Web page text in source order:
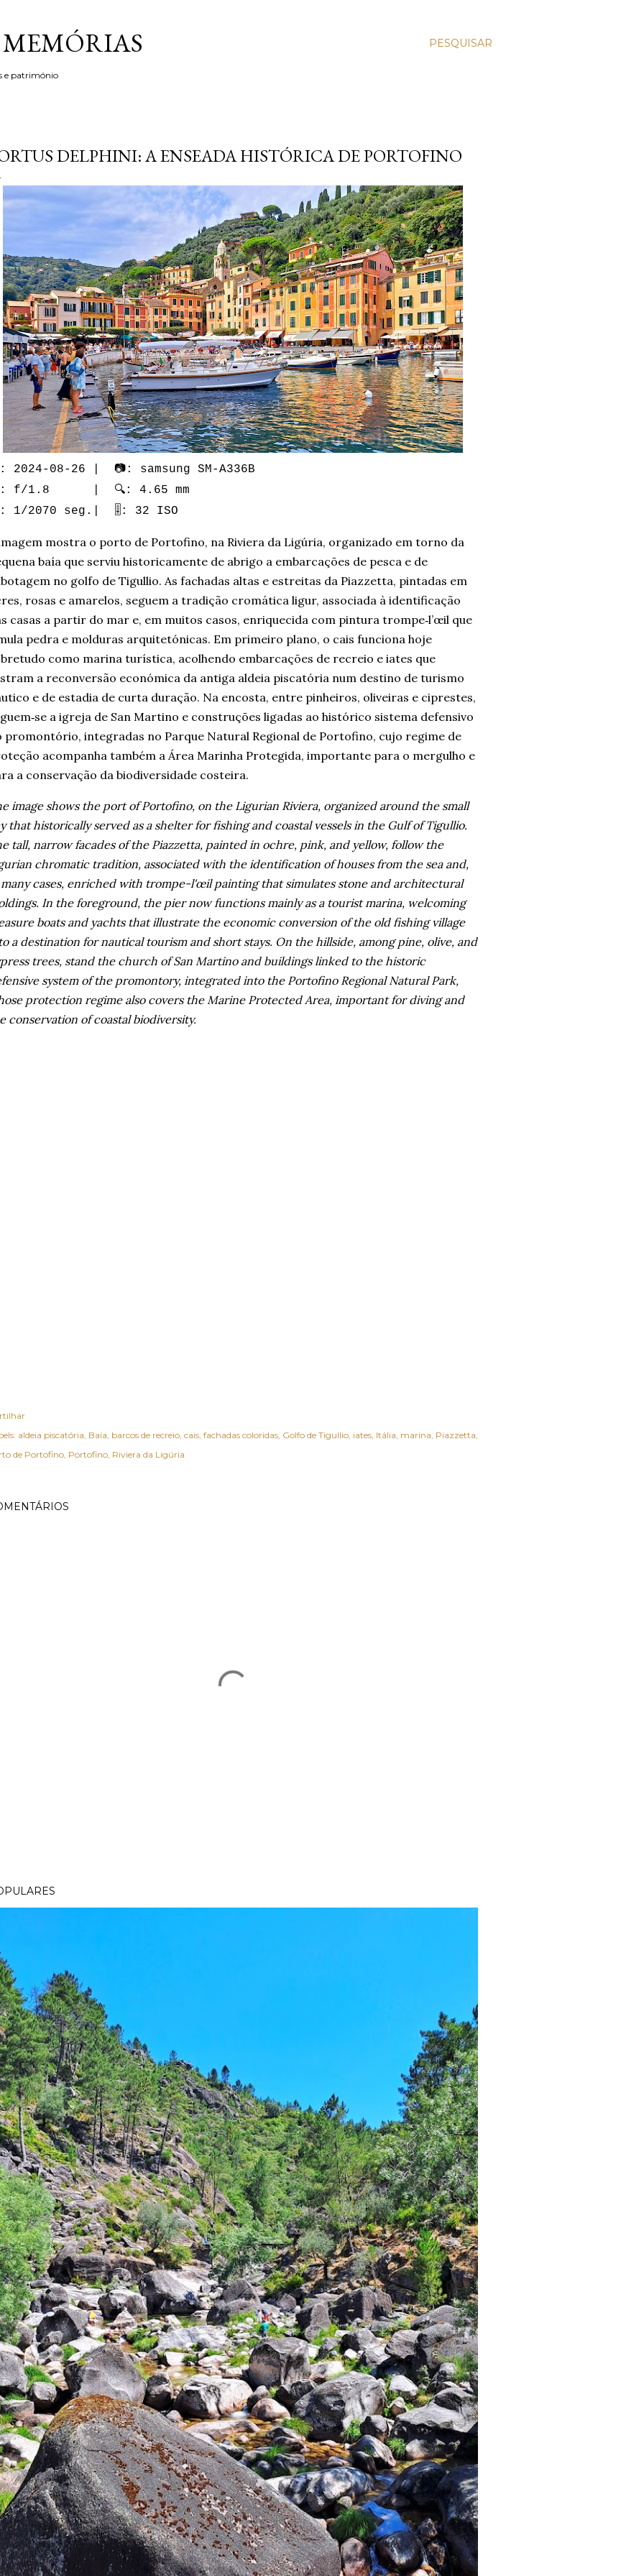
PESQUISAR
e património
DELPHINI: A ENSEADA HISTÓRICA DE PORTOFINO
2024-08-26 | 📷: samsung SM-A336B
f/1.8 | 🔍: 4.65 mm
1/2070 seg.| 🎚️: 32 ISO
mostra o porto de Portofino, na Riviera da Ligúria, organizado em torno da
baía que serviu historicamente de abrigo a embarcações de pesca e de
no golfo de Tigullio. As fachadas altas e estreitas da Piazzetta, pintadas em
rosas e amarelos, seguem a tradição cromática ligur, associada à identificação
casas a partir do mar e, em muitos casos, enriquecida com pintura trompe‑l’œil que
pedra e molduras arquitetónicas. Em primeiro plano, o cais funciona hoje
como marina turística, acolhendo embarcações de recreio e iates que
a reconversão económica da antiga aldeia piscatória num destino de turismo
e de estadia de curta duração. Na encosta, entre pinheiros, oliveiras e ciprestes,
a igreja de San Martino e construções ligadas ao histórico sistema defensivo
promontório, integradas no Parque Natural Regional de Portofino, cujo regime de
acompanha também a Área Marinha Protegida, importante para o mergulho e
a conservação da biodiversidade costeira.
image shows the port of Portofino, on the Ligurian Riviera, organized around the small
that historically served as a shelter for fishing and coastal vessels in the Gulf of Tigullio.
tall, narrow facades of the Piazzetta, painted in ochre, pink, and yellow, follow the
chromatic tradition, associated with the identification of houses from the sea and,
cases, enriched with trompe-l'œil painting that simulates stone and architectural
In the foreground, the pier now functions mainly as a tourist marina, welcoming
boats and yachts that illustrate the economic conversion of the old fishing village
a destination for nautical tourism and short stays. On the hillside, among pine, olive, and
trees, stand the church of San Martino and buildings linked to the historic
system of the promontory, integrated into the Portofino Regional Natural Park,
protection regime also covers the Marine Protected Area, important for diving and
conservation of coastal biodiversity.
aldeia piscatória Baía barcos de recreio cais fachadas coloridas Golfo de Tigullio iates Itália marina Piazzetta
de Portofino Portofino Riviera da Ligúria